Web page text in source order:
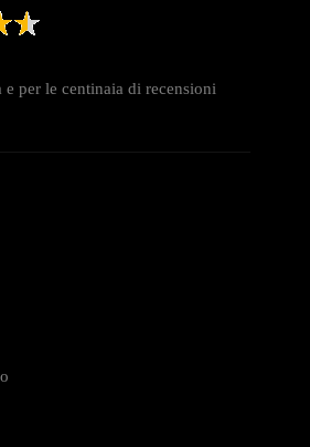
per le centinaia di recensioni